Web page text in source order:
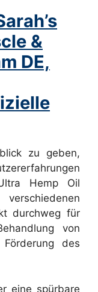
&
DE,
zu geben,
Hemp Oil
durchweg für
von
des
eine spürbare